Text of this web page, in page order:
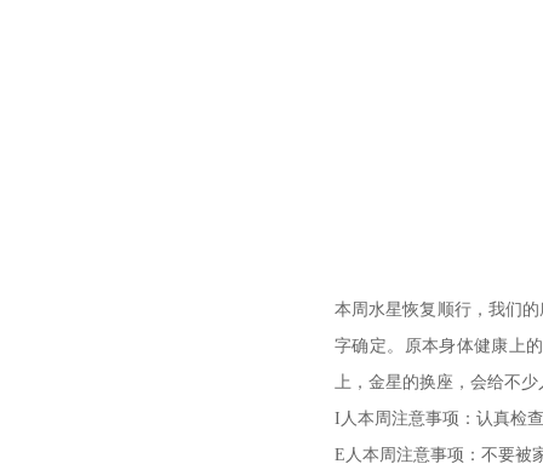
本周水星恢复顺行，我们
字确定。原本身体健康上
上，金星的换座，会给不
I人本周注意事项：认真检
E人本周注意事项：不要被